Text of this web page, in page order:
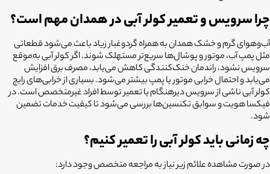
چرا سرویس و تعمیر کولر آبی در همدان مهم است؟
آب‌وهوای گرم و خشک همدان به همراه گردوغبار زیاد باعث می‌شود قطعاتی
مثل پمپ آب، موتور و پوشال‌ها سریع‌تر مستهلک شوند. اگر کولر آبی به‌موقع
سرویس نشود، راندمان خنک‌کنندگی کاهش می‌یابد، مصرف برق افزایش
می‌یابد و احتمال خرابی موتور یا پمپ بیشتر می‌شود. بسیاری از خرابی‌های رایج
کولر آبی ناشی از سرویس دیرهنگام یا تعمیر توسط افراد غیرمتخصص است. در
فیکسا هویت و سوابق تکنسین‌ها بررسی می‌شود تا کیفیت خدمات تضمین
شود.
چه زمانی باید کولر آبی را تعمیر کنیم؟
در صورت مشاهده علائم زیر نیاز به مراجعه متخصص وجود دارد: